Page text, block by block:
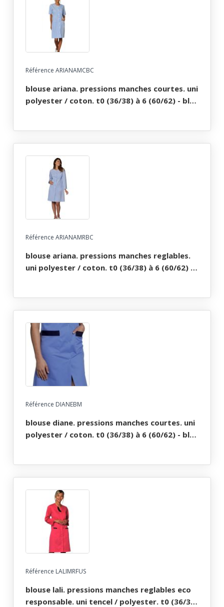
Référence ARIANAMCBC
blouse ariana. pressions manches courtes. uni
polyester / coton. t0 (36/38) à 6 (60/62) - bleu
Référence ARIANAMRBC
blouse ariana. pressions manches reglables.
uni polyester / coton. t0 (36/38) à 6 (60/62) -
Référence DIANEBM
blouse diane. pressions manches courtes. uni
polyester / coton. t0 (36/38) à 6 (60/62) - bleu
Référence LALIMRFUS
blouse lali. pressions manches reglables eco
responsable. uni tencel / polyester. t0 (36/38)